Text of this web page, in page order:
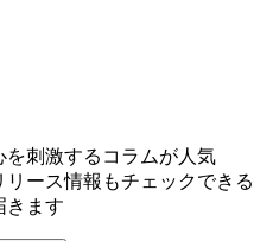
刺激するコラムが人気
ース情報もチェックできる
きます